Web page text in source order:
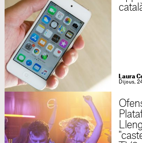
Laura
Dijous,